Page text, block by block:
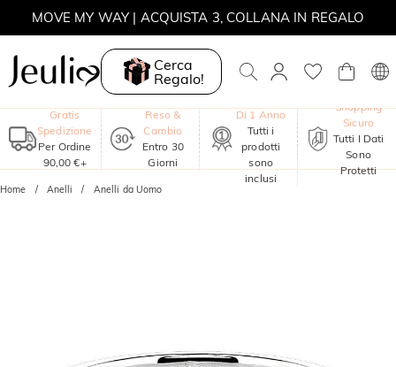
MOVE MY WAY | ACQUISTA 3, COLLANA IN REGALO
Cerca
Regalo!
Gratis
Spedizione
Per Ordine
90,00 €+
Reso &
Cambio
Entro 30
Giorni
Di 1 Anno
Tutti i
prodotti
sono
inclusi
Shopping
Sicuro
Tutti I Dati
Sono
Protetti
Home Anelli Anelli da Uomo